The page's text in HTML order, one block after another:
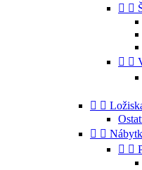
 
 
 
 
 